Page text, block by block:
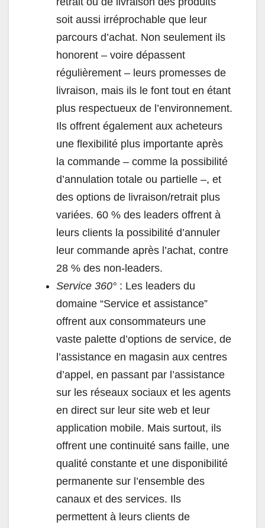
soit aussi irréprochable que leur
parcours d’achat. Non seulement ils
honorent – voire dépassent
régulièrement – leurs promesses de
livraison, mais ils le font tout en étant
plus respectueux de l’environnement.
Ils offrent également aux acheteurs
une flexibilité plus importante après
la commande – comme la possibilité
d’annulation totale ou partielle –, et
des options de livraison/retrait plus
variées. 60 % des leaders offrent à
leurs clients la possibilité d’annuler
leur commande après l’achat, contre
28 % des non-leaders.
Service 360° : Les leaders du
domaine “Service et assistance”
offrent aux consommateurs une
vaste palette d’options de service, de
l’assistance en magasin aux centres
d’appel, en passant par l’assistance
sur les réseaux sociaux et les agents
en direct sur leur site web et leur
application mobile. Mais surtout, ils
offrent une continuité sans faille, une
qualité constante et une disponibilité
permanente sur l’ensemble des
canaux et des services. Ils
permettent à leurs clients de